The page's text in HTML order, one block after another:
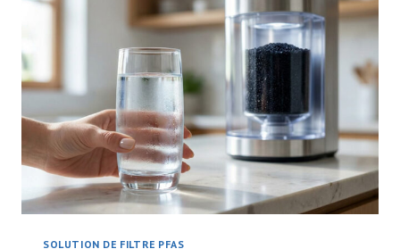
QUE
DIT
VRAIMENT
LA
SCIENCE
SOLUTION DE FILTRE PFAS